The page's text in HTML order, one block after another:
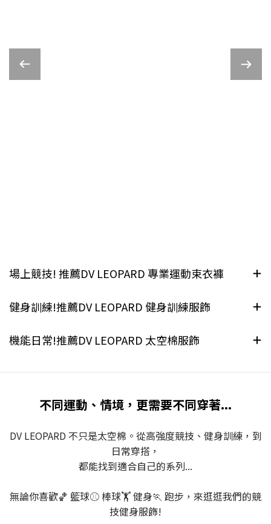
場上競技! 推薦DV LEOPARD 專業運動束衣褲
健身訓練!推薦DV LEOPARD 健身訓練服飾
機能日常!推薦DV LEOPARD 太空棉服飾
不同運動、情境，更需要不同穿著...
DV LEOPARD 不只是太空棉。從高強度競技、健身訓練，到
日常穿搭，
都能找到適合自己的系列...
無論你喜歡🏀 籃球⚾ 棒球🏋️ 健身🏃 跑步，來逛逛我們的競
技健身服飾!